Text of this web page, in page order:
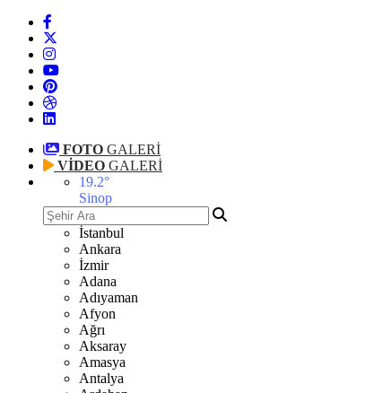
FOTO GALERİ
VİDEO GALERİ
19.2°
Sinop
İstanbul
Ankara
İzmir
Adana
Adıyaman
Afyon
Ağrı
Aksaray
Amasya
Antalya